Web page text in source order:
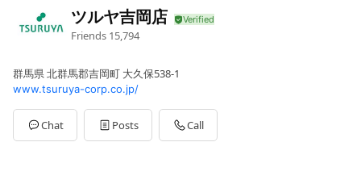
ツルヤ吉岡店
Friends 15,794
群馬県 北群馬郡吉岡町 大久保538-1
www.tsuruya-corp.co.jp/
Chat Posts Call